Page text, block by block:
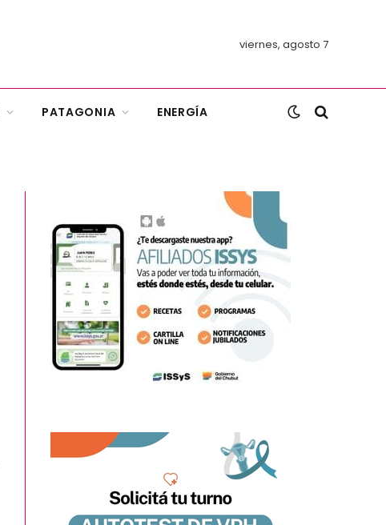
viernes, agosto 7
PATAGONIA ENERGÍA